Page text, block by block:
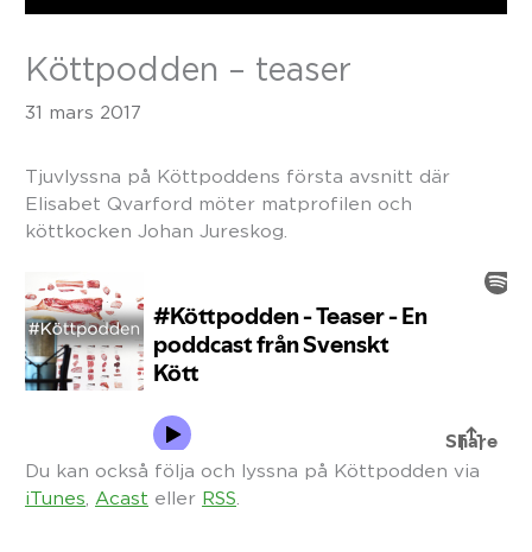
Köttpodden – teaser
31 mars 2017
Tjuvlyssna på Köttpoddens första avsnitt där
Elisabet Qvarford möter matprofilen och
köttkocken Johan Jureskog.
Du kan också följa och lyssna på Köttpodden via
iTunes Acast eller RSS